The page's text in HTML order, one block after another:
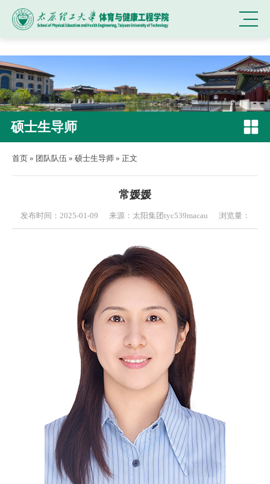
中国·太阳集团tyc539(Macau)股份有限公司
硕士生导师
首页 » 团队队伍 » 硕士生导师 » 正文
常媛媛
发布时间：2025-01-09 来源：太阳集团tyc539macau 浏览量：